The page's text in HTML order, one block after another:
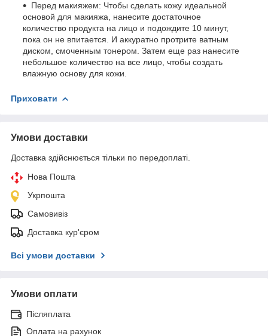
Перед макияжем: Чтобы сделать кожу идеальной
основой для макияжа, нанесите достаточное
количество продукта на лицо и подождите 10 минут,
пока он не впитается. И аккуратно протрите ватным
диском, смоченным тонером. Затем еще раз нанесите
небольшое количество на все лицо, чтобы создать
влажную основу для кожи.
Приховати
Умови доставки
Доставка здійснюється тільки по передоплаті.
Нова Пошта
Укрпошта
Самовивіз
Доставка кур'єром
Всі умови доставки
Умови оплати
Післяплата
Оплата на рахунок